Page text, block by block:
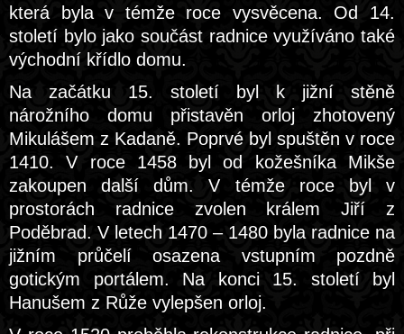
která byla v témže roce vysvěcena. Od 14.
století bylo jako součást radnice využíváno také
východní křídlo domu.
Na začátku 15. století byl k jižní stěně
nárožního domu přistavěn orloj zhotovený
Mikulášem z Kadaně. Poprvé byl spuštěn v roce
1410. V roce 1458 byl od kožešníka Mikše
zakoupen další dům. V témže roce byl v
prostorách radnice zvolen králem Jiří z
Poděbrad. V letech 1470 – 1480 byla radnice na
jižním průčelí osazena vstupním pozdně
gotickým portálem. Na konci 15. století byl
Hanušem z Růže vylepšen orloj.